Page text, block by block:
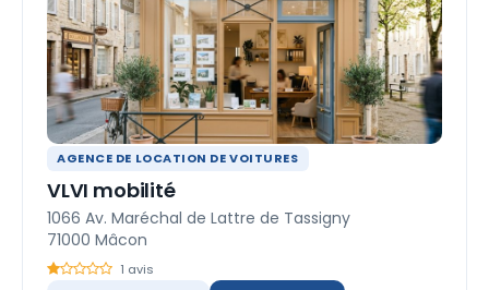
AGENCE DE LOCATION DE VOITURES
VLVI mobilité
1066 Av. Maréchal de Lattre de Tassigny
71000 Mâcon
1 avis